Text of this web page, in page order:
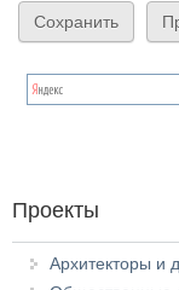
Проекты
Архитекторы и